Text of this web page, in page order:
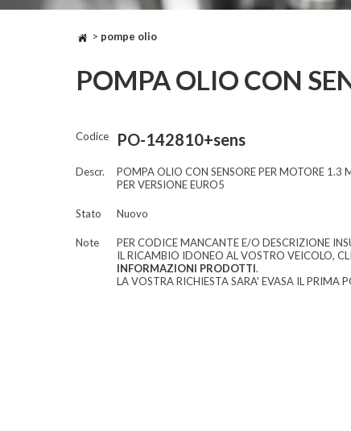
> pompe olio
POMPA OLIO CON
Codice PO-142810+sens
Descr.
POMPA OLIO CON SENSORE PER MOTORE 1.3
PER VERSIONE EURO5
Stato Nuovo
Note
PER CODICE MANCANTE E/O DESCRIZIONE
IL RICAMBIO IDONEO AL VOSTRO VEICOLO,
INFORMAZIONI PRODOTTI.
LA VOSTRA RICHIESTA SARA' EVASA IL PRIMA